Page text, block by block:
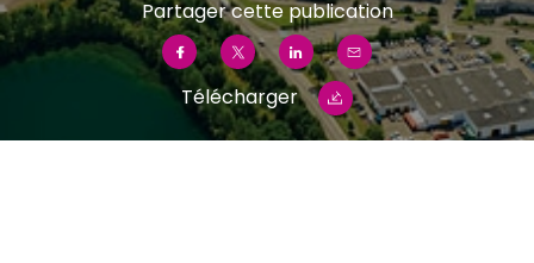
Partager cette publication
Télécharger